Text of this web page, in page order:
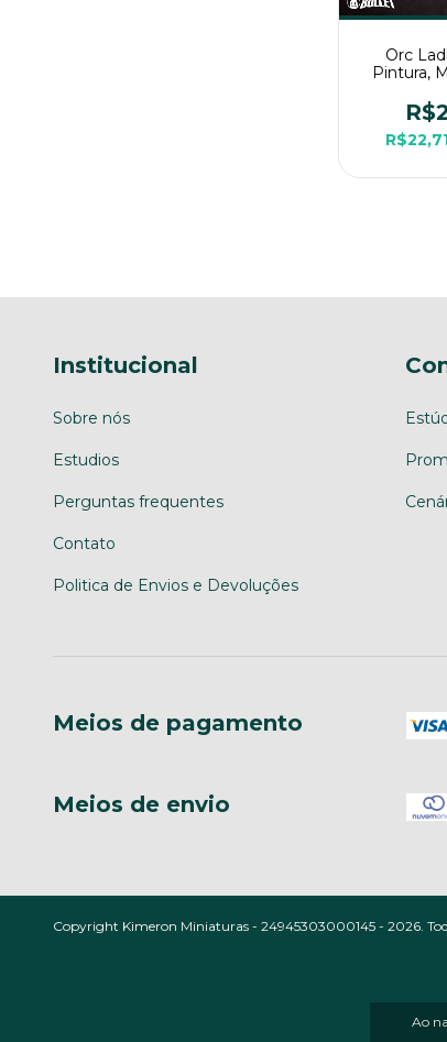
Ao
Orc
Pintura,
Institucional
Sobre nós
Estudios
Perguntas frequentes
Contato
Politica de Envios e Devoluções
Meios de pagamento
Meios de envio
Copyright Kimeron Miniaturas - 24945303000145 - 2026.